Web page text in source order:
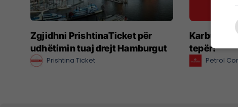
Zgjidhni PrishtinaTicket për
udhëtimin tuaj drejt Hamburgut
Prishtina Ticket
Karburant
tepër!
Petrol